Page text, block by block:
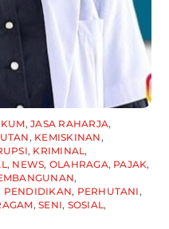
,JASA RAHARJA,
, KEMISKINAN,
, KRIMINAL,
, NEWS, OLAHRAGA, PAJAK,
,
PENDIDIKAN, PERHUTANI,
,SENI, SOSIAL,